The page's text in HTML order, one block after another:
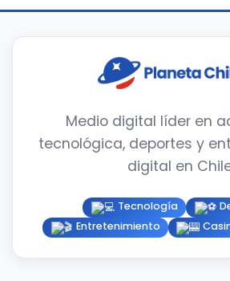
Medio digital líder en
tecnológica, deportes y
digital en
Tecnología
Entretenimiento